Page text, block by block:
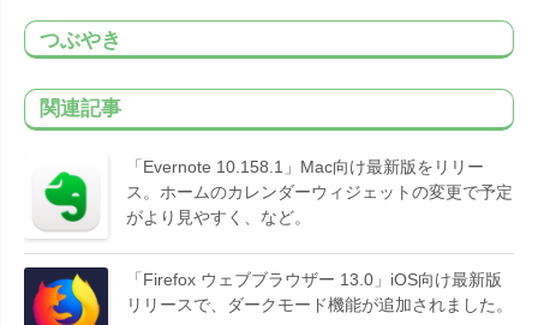
つぶやき
関連記事
「Evernote 10.158.1」Mac向け最新版をリリー
ス。ホームのカレンダーウィジェットの変更で予定
がより見やすく、など。
「Firefox ウェブブラウザー 13.0」iOS向け最新版
リリースで、ダークモード機能が追加されました。